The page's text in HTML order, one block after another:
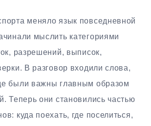
меняло язык повседневной
мыслить категориями
разрешений, выписок,
В разговор входили слова,
были важны главным образом
Теперь они становились частью
куда поехать, где поселиться,